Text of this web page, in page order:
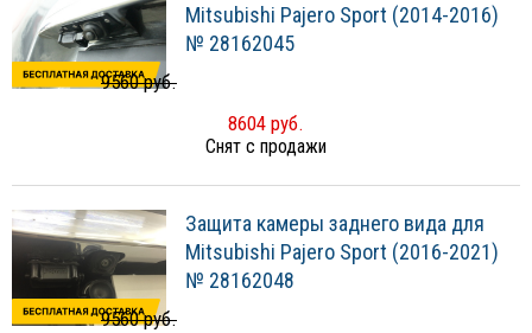
Mitsubishi Pajero Sport (2014-2016)
№ 28162045
9560 руб.
8604 руб.
Снят с продажи
Защита камеры заднего вида для
Mitsubishi Pajero Sport (2016-2021)
№ 28162048
9560 руб.